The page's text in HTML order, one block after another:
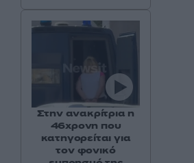
Στην ανακρίτρια η
46χρονη που
κατηγορείται για
τον φονικό